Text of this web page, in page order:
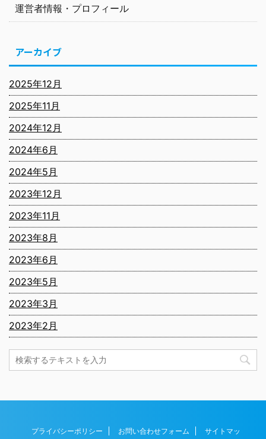
運営者情報・プロフィール
アーカイブ
2025年12月
2025年11月
2024年12月
2024年6月
2024年5月
2023年12月
2023年11月
2023年8月
2023年6月
2023年5月
2023年3月
2023年2月
プライバシーポリシー お問い合わせフォーム サイトマッ